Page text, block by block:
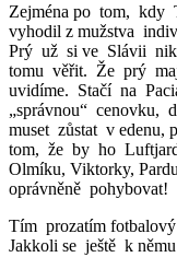
Zejména po tom, kdy
vyhodil z mužstva
Prý už si ve Slávii
tomu věřit. Že prý
uvidíme. Stačí na
„správnou“ cenovku,
muset zůstat v
tom, že by ho
Olmíku, Viktorky,
oprávněně pohybovat!
Tím prozatím
Jakkoli se ještě k